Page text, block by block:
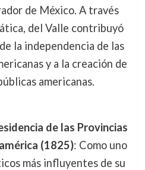
de México. A través
del Valle contribuyó
la independencia de las
y a la creación de
americanas.
de las Provincias
(1825): Como uno
más influyentes de su